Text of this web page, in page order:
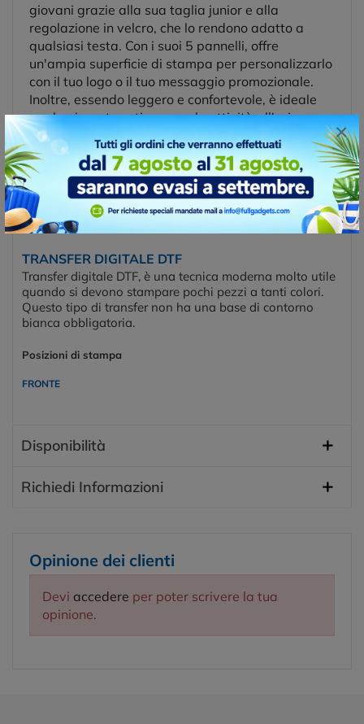
×
giovani grazie alla sua taglia junior e alla
regolazione in velcro, che lo rendono adatto a
qualsiasi testa. Con i suoi 5 pannelli, offre
un'ampia superficie di stampa per personalizzarlo
con il tuo logo o il tuo messaggio promozionale.
Inoltre, essendo leggero e confortevole, è ideale
per le giornate estive o per le attività all'aria
aperta.
Posizioni e tecniche di stampa
TRANSFER DIGITALE DTF
Transfer digitale DTF, è una tecnica moderna molto utile
quando si devono stampare pochi pezzi a tanti colori.
Questo tipo di transfer non ha una base di contorno
bianca obbligatoria.
Posizioni di stampa
FRONTE
Disponibilità
Richiedi Informazioni
Opinione dei clienti
Devi accedere per poter scrivere la tua
opinione.